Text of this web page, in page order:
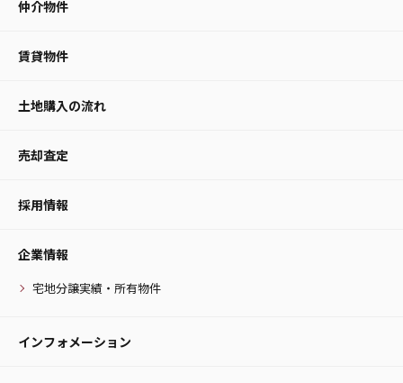
仲介物件
賃貸物件
土地購入の流れ
売却査定
採用情報
企業情報
宅地分譲実績・所有物件
インフォメーション